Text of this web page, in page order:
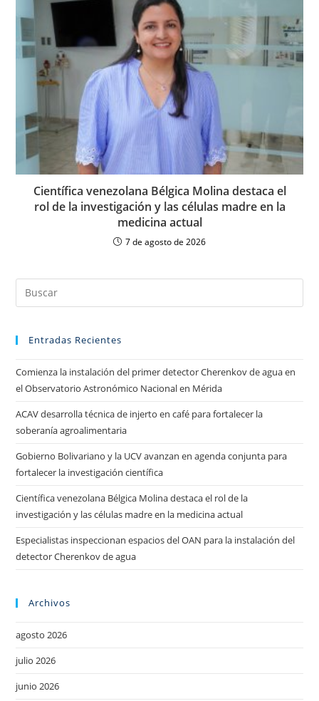
Científica venezolana Bélgica Molina destaca el
rol de la investigación y las células madre en la
medicina actual
7 de agosto de 2026
Entradas Recientes
Comienza la instalación del primer detector Cherenkov de agua en
el Observatorio Astronómico Nacional en Mérida
ACAV desarrolla técnica de injerto en café para fortalecer la
soberanía agroalimentaria
Gobierno Bolivariano y la UCV avanzan en agenda conjunta para
fortalecer la investigación científica
Científica venezolana Bélgica Molina destaca el rol de la
investigación y las células madre en la medicina actual
Especialistas inspeccionan espacios del OAN para la instalación del
detector Cherenkov de agua
Archivos
agosto 2026
julio 2026
junio 2026